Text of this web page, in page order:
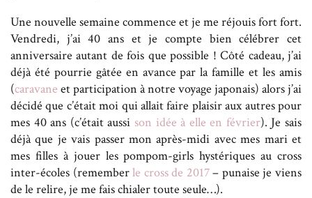
Une nouvelle semaine commence et je me réjouis fort fort.
Vendredi, j’ai 40 ans et je compte bien célébrer cet
anniversaire autant de fois que possible ! Côté cadeau, j’ai
déjà été pourrie gâtée en avance par la famille et les amis
(caravane et participation à notre voyage japonais) alors j’ai
décidé que c’était moi qui allait faire plaisir aux autres pour
mes 40 ans (c’était aussi son idée à elle en février). Je sais
déjà que je vais passer mon après-midi avec mes mari et
mes filles à jouer les pompom-girls hystériques au cross
inter-écoles (rememberle cross de 2017– punaise je viens
de le relire, je me fais chialer toute seule…).